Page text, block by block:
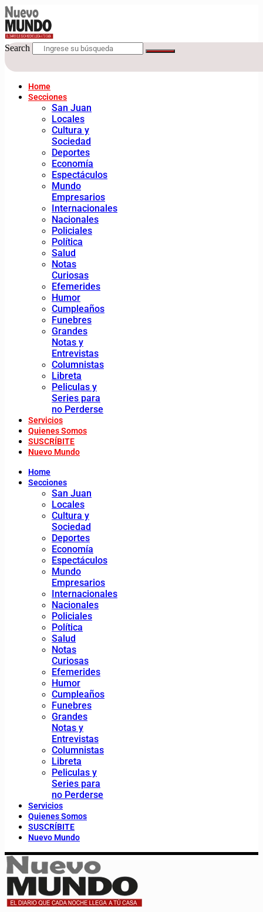
Search
Home
Secciones
San Juan
Locales
Cultura y
Sociedad
Deportes
Economía
Espectáculos
Mundo
Empresarios
Internacionales
Nacionales
Policiales
Política
Salud
Notas
Curiosas
Efemerides
Humor
Cumpleaños
Funebres
Grandes
Notas y
Entrevistas
Columnistas
Libreta
Peliculas y
Series para
no Perderse
Servicios
Quienes Somos
SUSCRÍBITE
Nuevo Mundo
Home
Secciones
San Juan
Locales
Cultura y
Sociedad
Deportes
Economía
Espectáculos
Mundo
Empresarios
Internacionales
Nacionales
Policiales
Política
Salud
Notas
Curiosas
Efemerides
Humor
Cumpleaños
Funebres
Grandes
Notas y
Entrevistas
Columnistas
Libreta
Peliculas y
Series para
no Perderse
Servicios
Quienes Somos
SUSCRÍBITE
Nuevo Mundo